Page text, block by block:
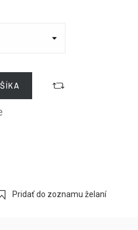
Pridať do zoznamu želaní